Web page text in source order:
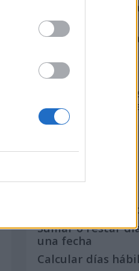
Calendario
(España)
Calendario
Calendario
Calendario Lunar
Calendario de
Internacionales
Calcula la
Sumar o restar
una fecha
Calcular días